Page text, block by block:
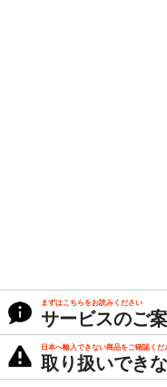
まずはこちらをお読みください
サービスのご
日本へ輸入できない商品をご確認くだ
取り扱いでき